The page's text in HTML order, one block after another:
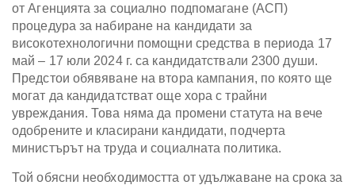
от Агенцията за социално подпомагане (АСП)
процедура за набиране на кандидати за
високотехнологични помощни средства в периода 17
май – 17 юли 2024 г. са кандидатствали 2300 души.
Предстои обявяване на втора кампания, по която ще
могат да кандидатстват още хора с трайни
увреждания. Това няма да промени статута на вече
одобрените и класирани кандидати, подчерта
министърът на труда и социалната политика.
Той обясни необходимостта от удължаване на срока за